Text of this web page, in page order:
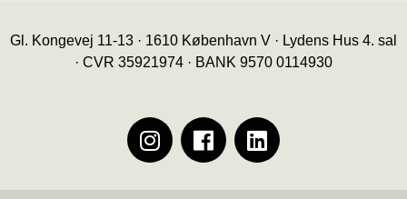
Gl. Kongevej 11-13 · 1610 København V · Lydens Hus 4. sal
· CVR 35921974 · BANK 9570 0114930